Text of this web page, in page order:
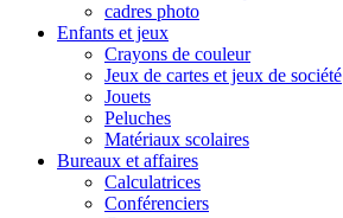
cadres photo
Enfants et jeux
Crayons de couleur
Jeux de cartes et jeux de société
Jouets
Peluches
Matériaux scolaires
Bureaux et affaires
Calculatrices
Conférenciers